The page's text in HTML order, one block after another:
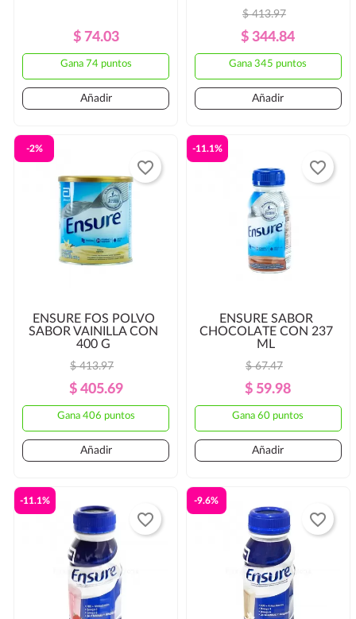
Precio
Regular
Precio
$ 74.03
Gana 74 puntos
Añadir
Precio
Regular
$ 413.97
Precio
$ 344.84
Gana 345 puntos
Añadir
ENSURE FOS POLVO
SABOR VAINILLA CON
400 G
Precio
Regular
$ 413.97
Precio
$ 405.69
Gana 406 puntos
-2%
Añadir
favorite_border
ENSURE SABOR
CHOCOLATE CON 237
ML
Precio
Regular
$ 67.47
Precio
$ 59.98
Gana 60 puntos
-11.1%
Añadir
favorite_border
-11.1%
favorite_border
-9.6%
favorite_border